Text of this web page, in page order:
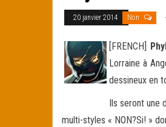
20 janvier 2014 Non
[FRENCH]
Lorraine à
dessineux en
Ils seront une
multi-styles « NON?Si! »